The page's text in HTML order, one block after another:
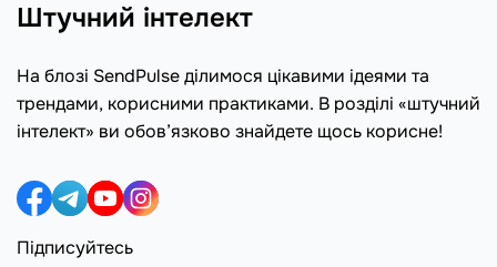
штучний інтелект
На блозі SendPulse ділимося цікавими ідеями та
трендами, корисними практиками. В розділі «штучний
інтелект» ви обов’язково знайдете щось корисне!
Підписуйтесь